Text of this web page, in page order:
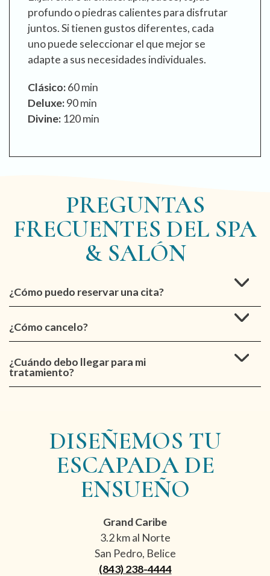
profundo o piedras calientes para disfrutar
juntos. Si tienen gustos diferentes, cada
uno puede seleccionar el que mejor se
adapte a sus necesidades individuales.
Clásico:60 min
Deluxe:90 min
Divine: 120 min
PREGUNTAS
FRECUENTES DEL SPA
& SALÓN
¿Cómo puedo reservar una cita?
¿Cómo cancelo?
¿Cuándo debo llegar para mi
tratamiento?
DISEÑEMOS TU
ESCAPADA DE
ENSUEÑO
Grand Caribe
3.2 km al Norte
San Pedro, Belice
(843) 238-4444